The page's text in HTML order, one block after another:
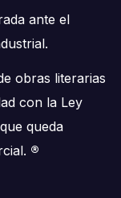
ante el
obras literarias
con la Ley
queda
®